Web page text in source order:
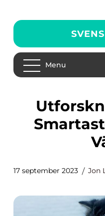
Menu
Utforskning av den
17 september 2023 Jon